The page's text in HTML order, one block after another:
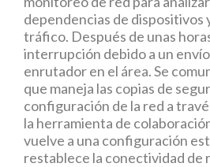
dependencias de dispositivos
tráfico. Después de unas
interrupción debido a un
enrutador en el área. Se
que maneja las copias de
configuración de la red a
la herramienta de
vuelve a una configuración
restablece la conectividad de